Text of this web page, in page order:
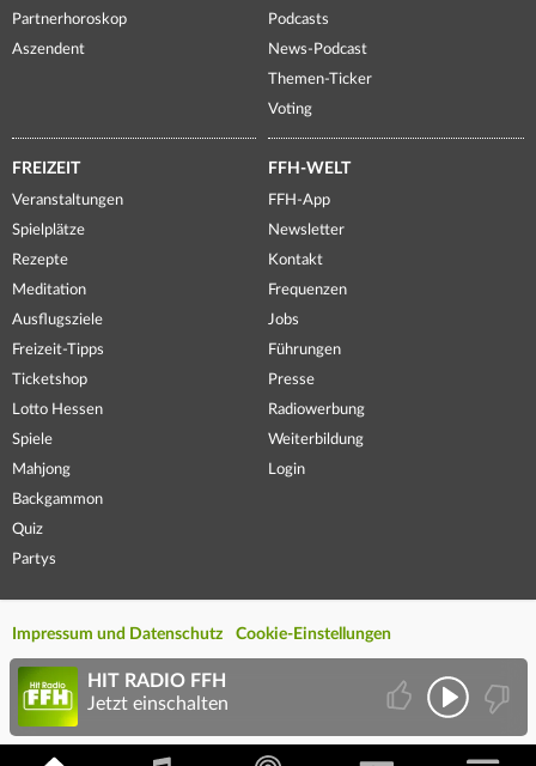
Partnerhoroskop
Aszendent
Podcasts
News-Podcast
Themen-Ticker
Voting
FREIZEIT
Veranstaltungen
Spielplätze
Rezepte
Meditation
Ausflugsziele
Freizeit-Tipps
Ticketshop
Lotto Hessen
Spiele
Mahjong
Backgammon
Quiz
Partys
FFH-WELT
FFH-App
Newsletter
Kontakt
Frequenzen
Jobs
Führungen
Presse
Radiowerbung
Weiterbildung
Login
Impressum und Datenschutz Cookie-Einstellungen
HIT RADIO FFH
Jetzt einschalten